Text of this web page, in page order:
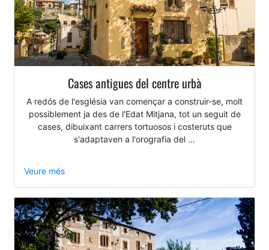
Cases antigues del centre urbà
A redós de l'església van començar a construir-se, molt
possiblement ja des de l'Edat Mitjana, tot un seguit de
cases, dibuixant carrers tortuosos i costeruts que
s'adaptaven a l'orografia del …
Veure més